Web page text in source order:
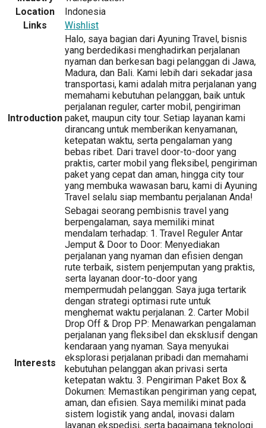
Location
Indonesia
Links
Wishlist
Introduction
Halo, saya bagian dari Ayuning Travel, bisnis
yang berdedikasi menghadirkan perjalanan
nyaman dan berkesan bagi pelanggan di Jawa,
Madura, dan Bali. Kami lebih dari sekadar jasa
transportasi, kami adalah mitra perjalanan yang
memahami kebutuhan pelanggan, baik untuk
perjalanan reguler, carter mobil, pengiriman
paket, maupun city tour. Setiap layanan kami
dirancang untuk memberikan kenyamanan,
ketepatan waktu, serta pengalaman yang
bebas ribet. Dari travel door-to-door yang
praktis, carter mobil yang fleksibel, pengiriman
paket yang cepat dan aman, hingga city tour
yang membuka wawasan baru, kami di Ayuning
Travel selalu siap membantu perjalanan Anda!
Interests
Sebagai seorang pembisnis travel yang
berpengalaman, saya memiliki minat
mendalam terhadap: 1. Travel Reguler Antar
Jemput & Door to Door: Menyediakan
perjalanan yang nyaman dan efisien dengan
rute terbaik, sistem penjemputan yang praktis,
serta layanan door-to-door yang
mempermudah pelanggan. Saya juga tertarik
dengan strategi optimasi rute untuk
menghemat waktu perjalanan. 2. Carter Mobil
Drop Off & Drop PP: Menawarkan pengalaman
perjalanan yang fleksibel dan eksklusif dengan
kendaraan yang nyaman. Saya menyukai
eksplorasi perjalanan pribadi dan memahami
kebutuhan pelanggan akan privasi serta
ketepatan waktu. 3. Pengiriman Paket Box &
Dokumen: Memastikan pengiriman yang cepat,
aman, dan efisien. Saya memiliki minat pada
sistem logistik yang andal, inovasi dalam
layanan ekspedisi, serta bagaimana teknologi